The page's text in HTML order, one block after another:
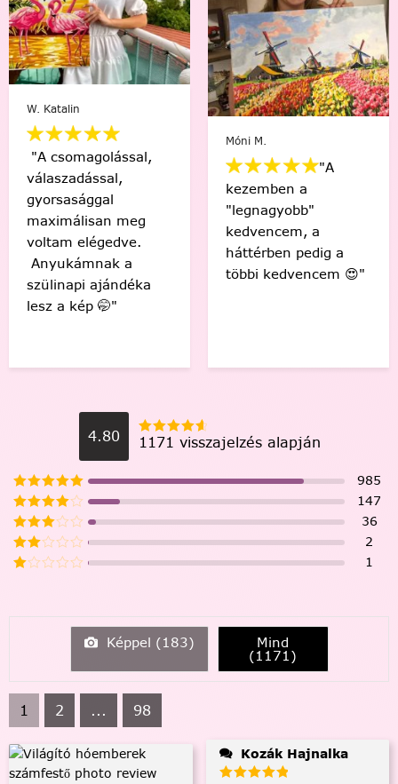
Varga Ági
"Sziasztok! Elkészült
az első! Csodás
érzés, hogy én
készítettem ezt a
gyönyörű képet! 🤩
Köszönöm! "
"Engem egy nagyon
nehéz időszakon
segített át a
festés,megunhatatlan
és szuper a
végeredmény!"
4.80 1171 visszajelzés alapján
985
147
36
2
1
Képpel (183) Mind
(1171)
1 2 ... 98
Kozák Hajnalka